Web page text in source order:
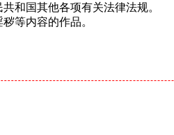
和国其他各项有关法律法规。
等内容的作品。